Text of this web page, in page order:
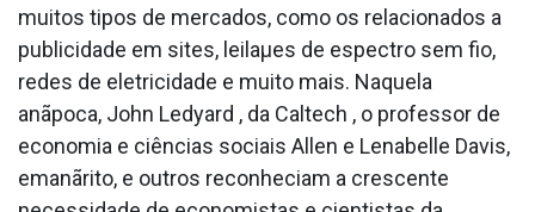
muitos tipos de mercados, como os relacionados a
publicidade em sites, leilaµes de espectro sem fio,
redes de eletricidade e muito mais. Naquela
anãpoca, John Ledyard , da Caltech , o professor de
economia e ciências sociais Allen e Lenabelle Davis,
emanãrito, e outros reconheciam a crescente